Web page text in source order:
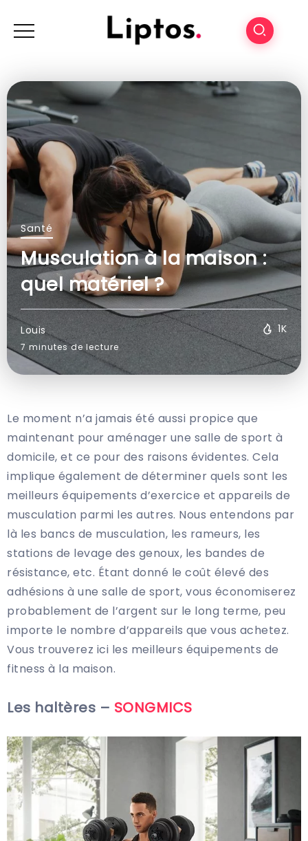
Santé
Musculation à la maison :
quel matériel ?
Louis
7 minutes de lecture
1K
Le moment n’a jamais été aussi propice que
maintenant pour aménager une salle de sport à
domicile, et ce pour des raisons évidentes. Cela
implique également de déterminer quels sont les
meilleurs équipements d’exercice et appareils de
musculation parmi les autres. Nous entendons par
là les bancs de musculation, les rameurs, les
stations de levage des genoux, les bandes de
résistance, etc. Étant donné le coût élevé des
adhésions à une salle de sport, vous économiserez
probablement de l’argent sur le long terme, peu
importe le nombre d’appareils que vous achetez.
Vous trouverez ici les meilleurs équipements de
fitness à la maison.
Les haltères – SONGMICS